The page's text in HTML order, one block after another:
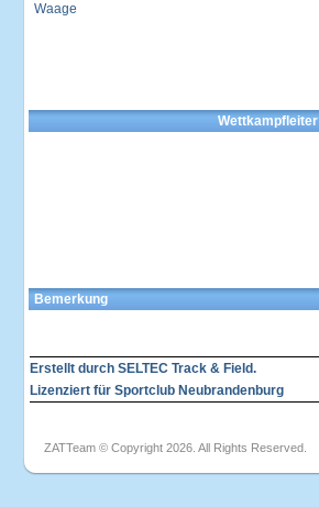
Waage
Wettkampfleiter
Bemerkung
Erstellt durch SELTEC Track & Field.
Lizenziert für Sportclub Neubrandenburg
ZATTeam © Copyright 2026. All Rights Reserved.